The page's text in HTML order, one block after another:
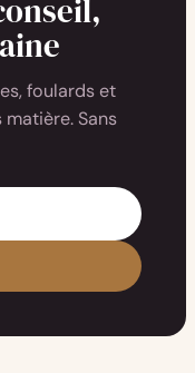
foulards et
Sans